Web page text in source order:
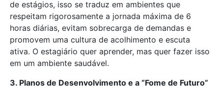
de estágios, isso se traduz em ambientes que
respeitam rigorosamente a jornada máxima de 6
horas diárias, evitam sobrecarga de demandas e
promovem uma cultura de acolhimento e escuta
ativa. O estagiário quer aprender, mas quer fazer isso
em um ambiente saudável.
3. Planos de Desenvolvimento e a “Fome de Futuro”